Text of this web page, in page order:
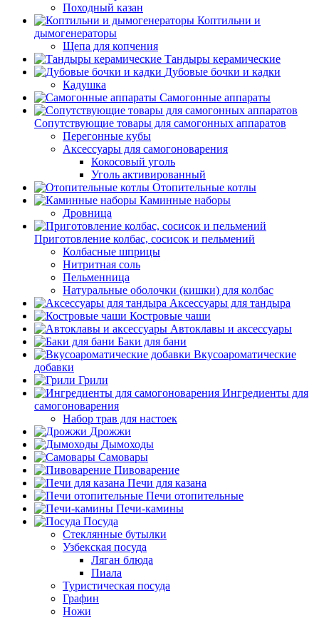
Походный казан
Коптильни и
дымогенераторы
Щепа для копчения
Тандыры керамические
Дубовые бочки и кадки
Кадушка
Самогонные аппараты
Сопутствующие товары для самогонных аппаратов
Перегонные кубы
Аксессуары для самогоноварения
Кокосовый уголь
Уголь активированный
Отопительные котлы
Каминные наборы
Дровница
Приготовление колбас, сосисок и пельмений
Колбасные шприцы
Нитритная соль
Пельменница
Натуральные оболочки (кишки) для колбас
Аксессуары для тандыра
Костровые чаши
Автоклавы и аксессуары
Баки для бани
Вкусоароматические
добавки
Грили
Ингредиенты для
самогоноварения
Набор трав для настоек
Дрожжи
Дымоходы
Самовары
Пивоварение
Печи для казана
Печи отопительные
Печи-камины
Посуда
Стеклянные бутылки
Узбекская посуда
Ляган блюда
Пиала
Туристическая посуда
Графин
Ножи